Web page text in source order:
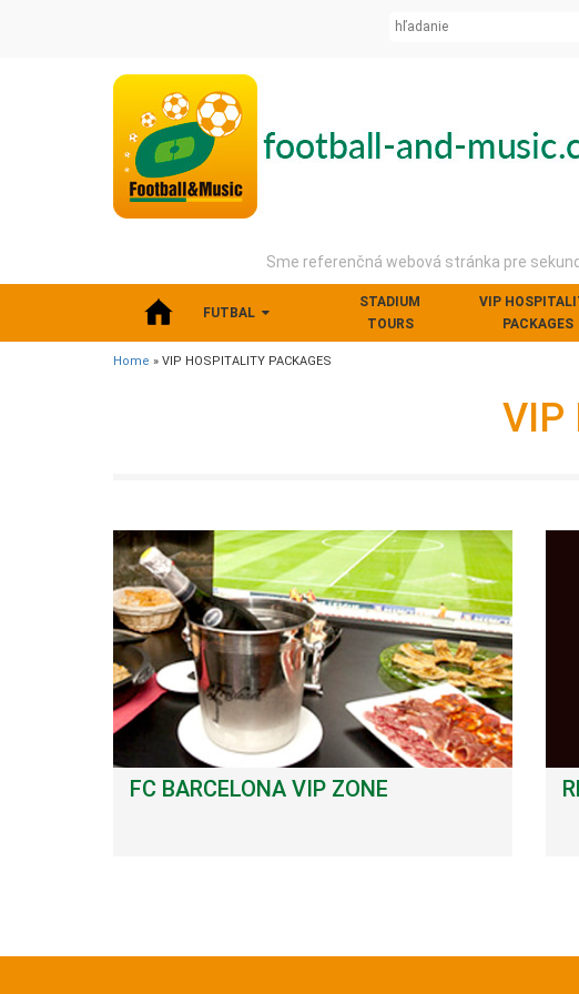
Sme referenčná webová stránka pre
FUTBAL
STADIUM
TOURS
VIP
PACKAGES
Home » VIP HOSPITALITY PACKAGES
VIP
FC BARCELONA VIP ZONE